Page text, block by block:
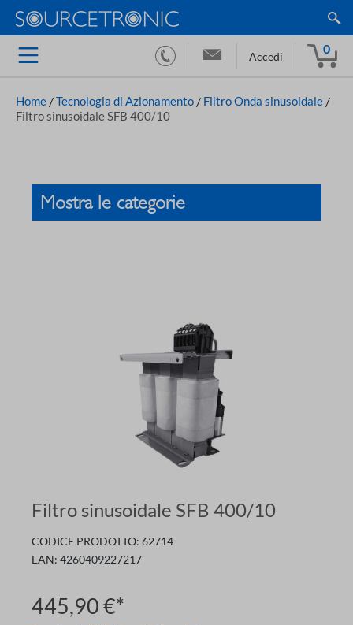
Accedi
0
Home /Tecnologia di Azionamento / Filtro Onda sinusoidale /
Filtro sinusoidale SFB 400/10
Mostra le categorie
Filtro sinusoidale SFB 400/10
CODICE PRODOTTO: 62714
EAN: 4260409227217
445,90 €*